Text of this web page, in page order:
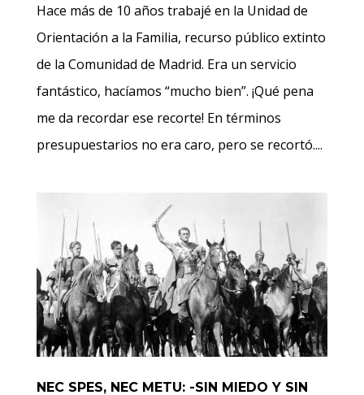
Hace más de 10 años trabajé en la Unidad de
Orientación a la Familia, recurso público extinto
de la Comunidad de Madrid. Era un servicio
fantástico, hacíamos “mucho bien”. ¡Qué pena
me da recordar ese recorte! En términos
presupuestarios no era caro, pero se recortó....
NEC SPES, NEC METU: -SIN MIEDO Y SIN